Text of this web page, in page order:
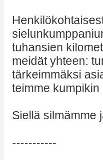
tuhansien
meidät yhteen:
tärkeimmäksi
teimme
Siellä silmämme
-----------